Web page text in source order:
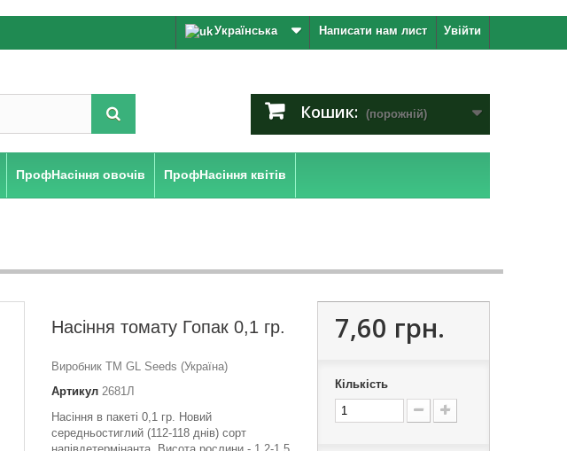
Увійти
Написати нам лист
Українська
Кошик: (порожній)
ПрофНасіння овочів ПрофНасіння квітів
Насіння томату Гопак 0,1 гр.
Виробник ТМ GL Seeds (Україна)
Артикул 2681Л
Насіння в пакеті 0,1 гр. Новий
середньостиглий (112-118 днів) сорт
7,60 грн.
Кількість